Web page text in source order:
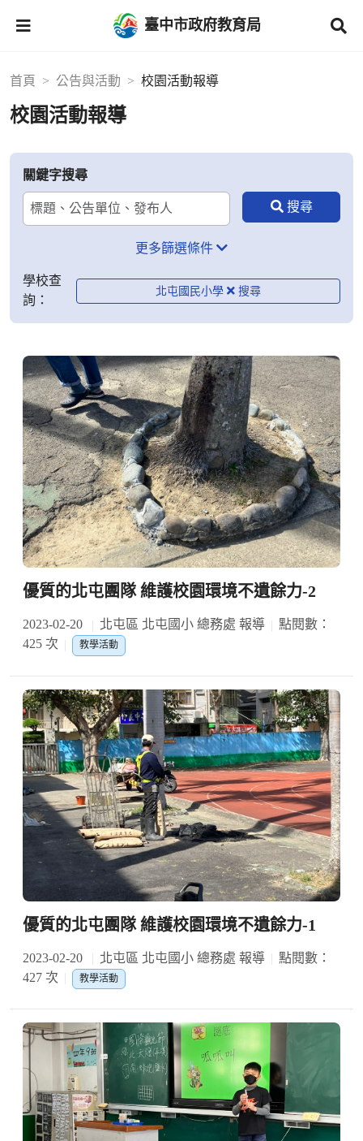
臺中市政府教育局
首頁 公告與活動 校園活動報導
校園活動報導
關鍵字搜尋
更多篩選條件
學校查
詢：
北屯國民小學
優質的北屯團隊 維護校園環境不遺餘力-2
2023-02-20 北屯區 北屯國小 總務處 報導
點閱數：
425 次
教學活動
優質的北屯團隊 維護校園環境不遺餘力-1
2023-02-20 北屯區 北屯國小 總務處 報導
點閱數：
427 次
教學活動